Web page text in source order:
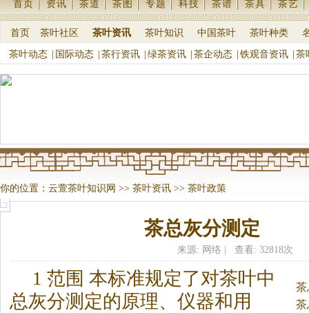
首页 资讯 茶道 茶图 专题 科技 茶谱 茶具 茶艺
首页 茶叶社区 茶叶资讯 茶叶知识 中国茶叶 茶叶种类
茶叶动态 国际动态 茶行资讯 绿茶资讯 茶企动态 铁观音资讯 茶
你的位置： 云萱茶叶知识网 >> 茶叶资讯 >> 茶叶政策
茶总灰分测定
来源: 网络 | 查看: 32818次
1 范围 本标准规定了对茶叶中
总灰分测定的原理、仪器和用